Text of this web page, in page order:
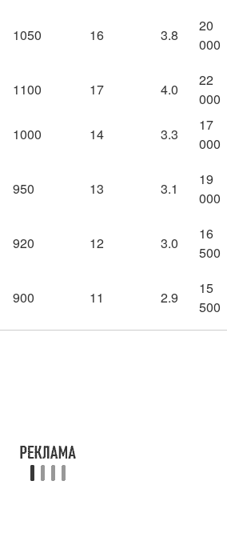
1050 16 3.8
20
000
1100 17 4.0
22
000
1000 14 3.3
17
000
950 13 3.1
19
000
920 12 3.0
16
500
900 11 2.9
15
500